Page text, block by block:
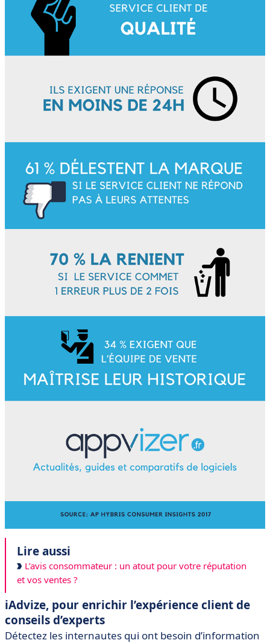
Lire aussi
L’avis consommateur : un atout pour votre réputation
et vos ventes ?
iAdvize, pour enrichir l’expérience client de
conseils d’experts
Détectez les internautes qui ont besoin d’information